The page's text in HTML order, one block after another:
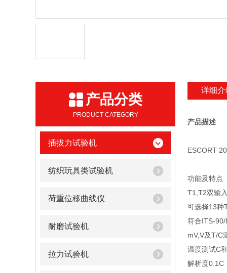
产品分类
PRODUCT CATEGORY
插拔力试验机
纺织玩具类试验机
荷重位移曲线仪
耐磨试验机
拉力试验机
详细介
产品描述
ESCORT
功能及特点
T1,T2双输
可选择13种
符合ITS-
mV,V及T/C
温度测试C
解析度0.1C